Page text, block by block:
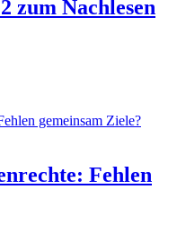
zum Nachlesen
Fehlen